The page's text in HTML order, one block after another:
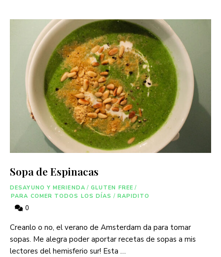
Sopa de Espinacas
DESAYUNO Y MERIENDA / GLUTEN FREE /
PARA COMER TODOS LOS DÍAS / RAPIDITO
0
Creanlo o no, el verano de Amsterdam da para tomar
sopas. Me alegra poder aportar recetas de sopas a mis
lectores del hemisferio sur! Esta …